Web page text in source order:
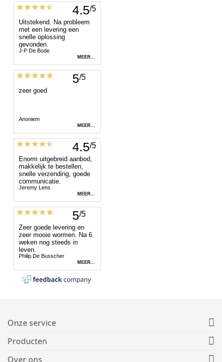
Onze service
Producten
Over ons